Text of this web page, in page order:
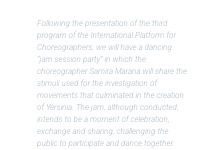
Following the presentation of the third
program of the International Platform for
Choreographers, we will have a dancing
“jam session party” in which the
choreographer Samira Marana will share the
stimuli used for the investigation of
movements that culminated in the creation
of Yersinia. The jam, although conducted,
intends to be a moment of celebration,
exchange and sharing, challenging the
public to participate and dance together.